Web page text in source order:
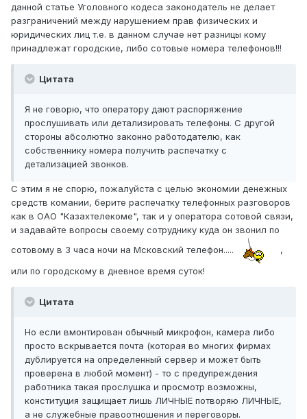
данной статье Уголовного кодеса законодатель не делает
разграничений между нарушением прав физических и
юридических лиц т.е. в данном случае нет разницы кому
принадлежат городские, либо сотовые номера телефонов!!!
Цитата
Я не говорю, что оператору дают распоряжение
прослушивать или детализировать телефоны. С другой
стороны абсолютно законно работодателю, как
собственнику номера получить распечатку с
детализацией звонков.
С этим я не спорю, пожалуйста с целью экономии денежных
средств комании, берите распечатку телефонных разговоров
как в ОАО "Казахтелекоме", так и у оператора сотовой связи,
и задавайте вопросы своему сотруднику куда он звонил по
сотовому в 3 часа ночи на Мсковский телефон.....
,
или по городскому в дневное время суток!
Цитата
Но если вмонтирован обычный микрофон, камера либо
просто вскрывается почта (которая во многих фирмах
дублируется на определенный сервер и может быть
проверена в любой момент) - то с предупреждения
работника такая прослушка и просмотр возможны,
конституция защищает лишь ЛИЧНЫЕ потворяю ЛИЧНЫЕ,
а не служебные правоотношения и переговоры.